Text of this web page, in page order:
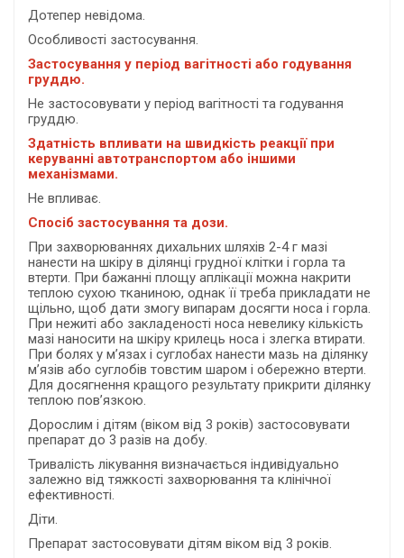
Дотепер невідома.
Особливості застосування.
Застосування у період вагітності або годування
груддю.
Не застосовувати у період вагітності та годування
груддю.
Здатність впливати на швидкість реакції при
керуванні автотранспортом або іншими
механізмами.
Не впливає.
Спосіб застосування та дози.
При захворюваннях дихальних шляхів 2-4 г мазі
нанести на шкіру в ділянці грудної клітки і горла та
втерти. При бажанні площу аплікації можна накрити
теплою сухою тканиною, однак її треба прикладати не
щільно, щоб дати змогу випарам досягти носа і горла.
При нежиті або закладеності носа невелику кількість
мазі наносити на шкіру крилець носа і злегка втирати.
При болях у м’язах і суглобах нанести мазь на ділянку
м’язів або суглобів товстим шаром і обережно втерти.
Для досягнення кращого результату прикрити ділянку
теплою пов’язкою.
Дорослим і дітям (віком від 3 років) застосовувати
препарат до 3 разів на добу.
Тривалість лікування визначається індивідуально
залежно від тяжкості захворювання та клінічної
ефективності.
Діти.
Препарат застосовувати дітям віком від 3 років.